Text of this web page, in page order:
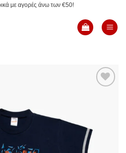
με αγορές άνω των €50!